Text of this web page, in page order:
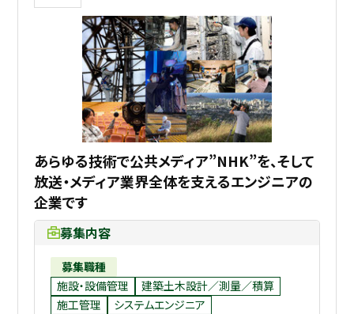
あらゆる技術で公共メディア”NHK”を、そして
放送・メディア業界全体を支えるエンジニアの
企業です
募集内容
募集職種
施設・設備管理
建築土木設計／測量／積算
施工管理
システムエンジニア